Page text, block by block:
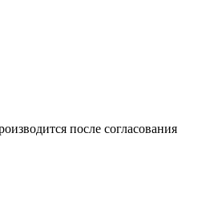
после согласования